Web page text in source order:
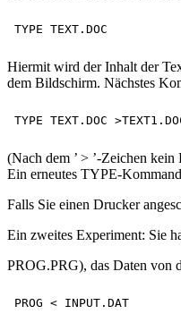
Hiermit wird der Inhalt der
dem Bildschirm. Nächstes
(Nach dem ’ > ’-Zeichen
Ein erneutes TYPE-
Falls Sie einen Drucker
Ein zweites Experiment: Sie
PROG.PRG), das Daten von